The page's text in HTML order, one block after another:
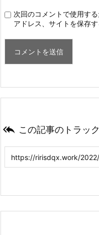
次回のコメントで使用す
アドレス、サイトを保存す
 この記事のトラッ